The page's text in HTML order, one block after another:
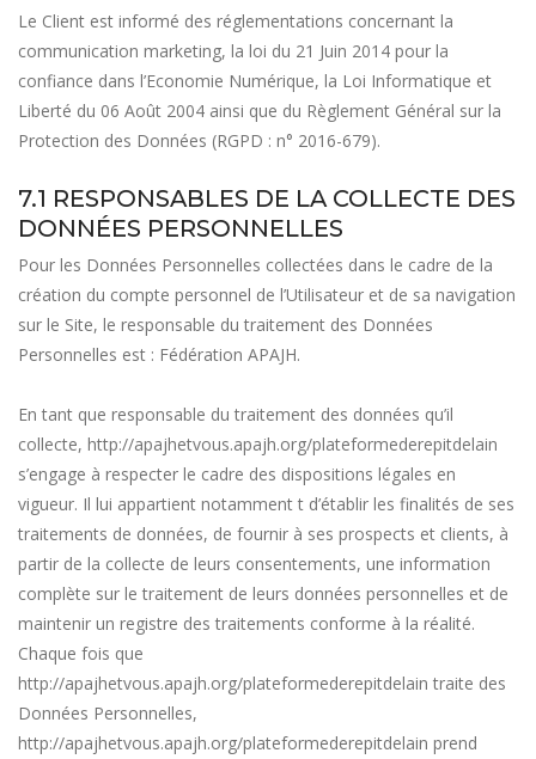
Le Client est informé des réglementations concernant la
communication marketing, la loi du 21 Juin 2014 pour la
confiance dans l’Economie Numérique, la Loi Informatique et
Liberté du 06 Août 2004 ainsi que du Règlement Général sur la
Protection des Données (RGPD : n° 2016-679).
7.1 RESPONSABLES DE LA COLLECTE DES
DONNÉES PERSONNELLES
Pour les Données Personnelles collectées dans le cadre de la
création du compte personnel de l’Utilisateur et de sa navigation
sur le Site, le responsable du traitement des Données
Personnelles est : Fédération APAJH.
En tant que responsable du traitement des données qu’il
collecte, http://apajhetvous.apajh.org/plateformederepitdelain
s’engage à respecter le cadre des dispositions légales en
vigueur. Il lui appartient notamment t d’établir les finalités de ses
traitements de données, de fournir à ses prospects et clients, à
partir de la collecte de leurs consentements, une information
complète sur le traitement de leurs données personnelles et de
maintenir un registre des traitements conforme à la réalité.
Chaque fois que
http://apajhetvous.apajh.org/plateformederepitdelain traite des
Données Personnelles,
http://apajhetvous.apajh.org/plateformederepitdelain prend